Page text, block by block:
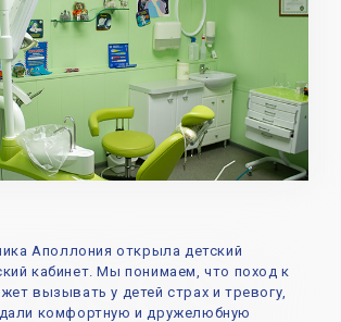
Аполлония открыла детский
кабинет. Мы понимаем, что поход к
вызывать у детей страх и тревогу,
комфортную и дружелюбную